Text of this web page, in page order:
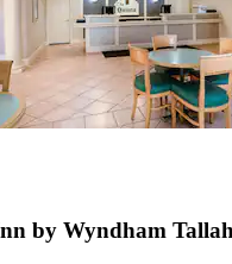
by Wyndham